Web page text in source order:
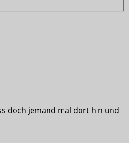
doch jemand mal dort hin und